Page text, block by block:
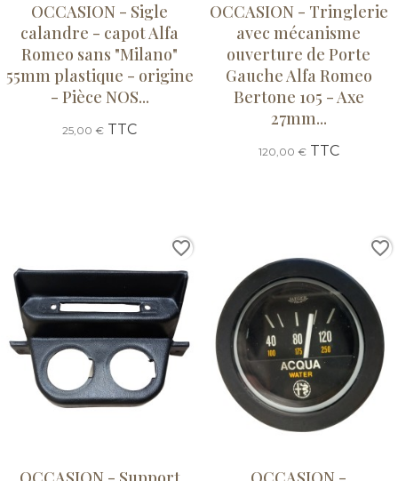
OCCASION - Sigle
calandre - capot Alfa
Romeo sans "Milano"
55mm plastique - origine
- Pièce NOS...
25,00 € TTC
OCCASION - Tringlerie
avec mécanisme
ouverture de Porte
Gauche Alfa Romeo
Bertone 105 - Axe
27mm...
120,00 €TTC
favorite_border favorite_border